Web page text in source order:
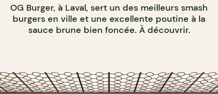
OG Burger, à Laval, sert un des meilleurs smash
burgers en ville et une excellente poutine à la
sauce brune bien foncée. À découvrir.